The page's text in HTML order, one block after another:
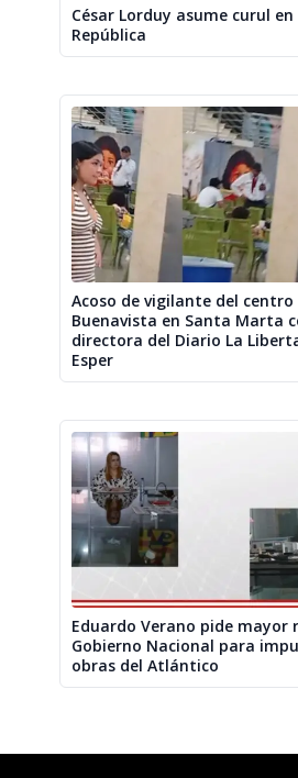
César Lorduy asume curul
República
Acoso de vigilante del centro
Buenavista en Santa Marta
directora del Diario La
Esper
Eduardo Verano pide mayor
Gobierno Nacional para
obras del Atlántico